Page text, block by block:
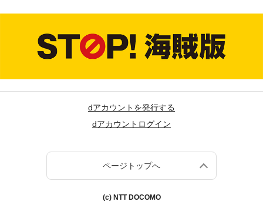
dアカウントを発行する
dアカウントログイン
ページトップへ
(c) NTT DOCOMO